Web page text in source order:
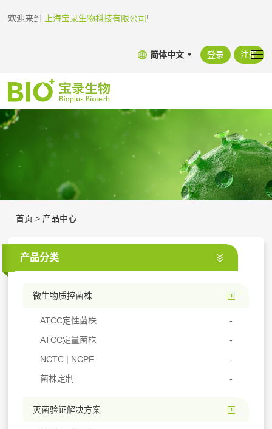
欢迎来到 上海宝录生物科技有限公司!
简体中文 登录 注册
首页 > 产品中心
产品分类
微生物质控菌株
ATCC定性菌株
ATCC定量菌株
NCTC | NCPF
菌株定制
灭菌验证解决方案